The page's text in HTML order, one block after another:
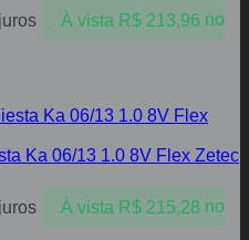
À vista R$213,96 no
Ka 06/13 1.0 8V Flex Zetec
À vista R$215,28 no